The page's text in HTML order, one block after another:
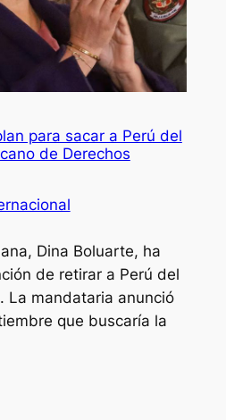
para sacar a Perú del
de Derechos
Dina Boluarte, ha
de retirar a Perú del
La mandataria anunció
que buscaría la